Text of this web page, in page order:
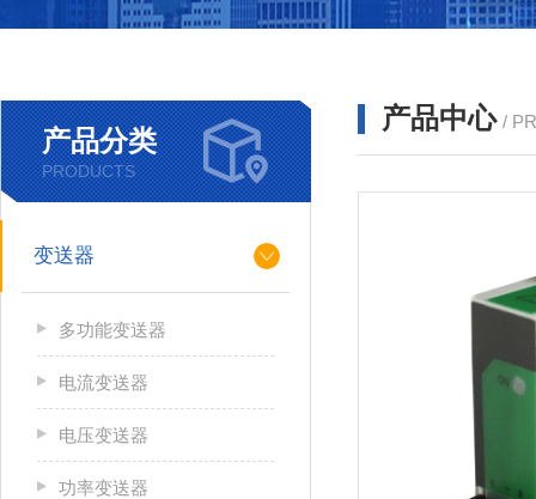
产品分类
PRODUCTS
变送器
多功能变送器
电流变送器
电压变送器
功率变送器
产品中心 /